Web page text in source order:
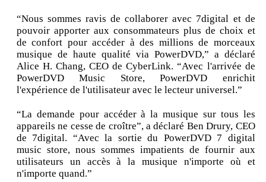
“Nous sommes ravis de collaborer avec 7digital et de
pouvoir apporter aux consommateurs plus de choix et
de confort pour accéder à des millions de morceaux
musique de haute qualité via PowerDVD,” a déclaré
Alice H. Chang, CEO de CyberLink. “Avec l'arrivée de
PowerDVD Music Store, PowerDVD enrichit
l'expérience de l'utilisateur avec le lecteur universel.”
“La demande pour accéder à la musique sur tous les
appareils ne cesse de croître”, a déclaré Ben Drury, CEO
de 7digital. “Avec la sortie du PowerDVD 7 digital
music store, nous sommes impatients de fournir aux
utilisateurs un accès à la musique n'importe où et
n'importe quand.”